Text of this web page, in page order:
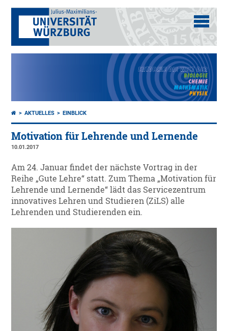
AKTUELLES EINBLICK
Motivation für Lehrende und Lernende
10.01.2017
Am 24. Januar findet der nächste Vortrag in der
Reihe „Gute Lehre“ statt. Zum Thema „Motivation für
Lehrende und Lernende“ lädt das Servicezentrum
innovatives Lehren und Studieren (ZiLS) alle
Lehrenden und Studierenden ein.